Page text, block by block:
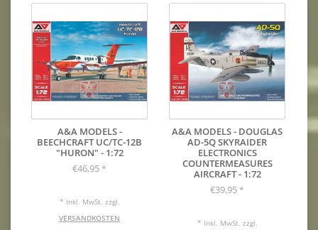
A&A MODELS -
BEECHCRAFT UC/TC-12B
"HURON" - 1:72
€46,95 *
* Inkl. MwSt. zzgl.
VERSANDKOSTEN
A&A MODELS - DOUGLAS
AD-5Q SKYRAIDER
ELECTRONICS
COUNTERMEASURES
AIRCRAFT - 1:72
€39,95 *
* Inkl. MwSt. zzgl.